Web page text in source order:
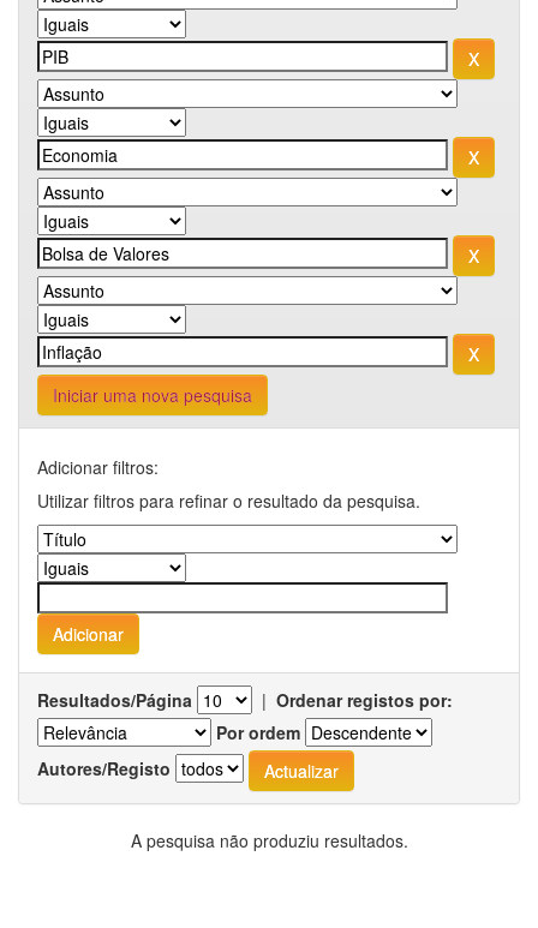
Iniciar uma nova pesquisa
Adicionar filtros:
Utilizar filtros para refinar o resultado da pesquisa.
Resultados/Página | Ordenar registos por:
Por ordem
Autores/Registo
A pesquisa não produziu resultados.